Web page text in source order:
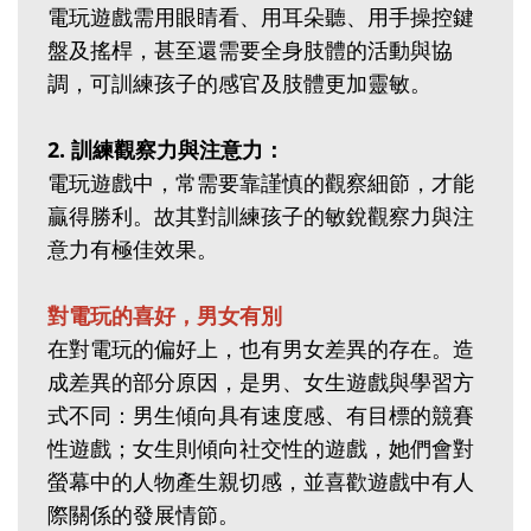
電玩遊戲需用眼睛看、用耳朵聽、用手操控鍵
盤及搖桿，甚至還需要全身肢體的活動與協
調，可訓練孩子的感官及肢體更加靈敏。
2. 訓練觀察力與注意力：
電玩遊戲中，常需要靠謹慎的觀察細節，才能
贏得勝利。故其對訓練孩子的敏銳觀察力與注
意力有極佳效果。
對電玩的喜好，男女有別
在對電玩的偏好上，也有男女差異的存在。造
成差異的部分原因，是男、女生遊戲與學習方
式不同：男生傾向具有速度感、有目標的競賽
性遊戲；女生則傾向社交性的遊戲，她們會對
螢幕中的人物產生親切感，並喜歡遊戲中有人
際關係的發展情節。